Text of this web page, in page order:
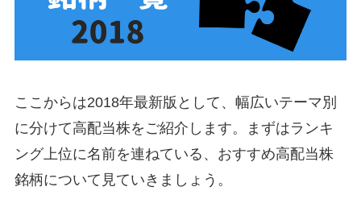
ここからは2018年最新版として、幅広いテーマ別
に分けて高配当株をご紹介します。まずはランキ
ング上位に名前を連ねている、おすすめ高配当株
銘柄について見ていきましょう。